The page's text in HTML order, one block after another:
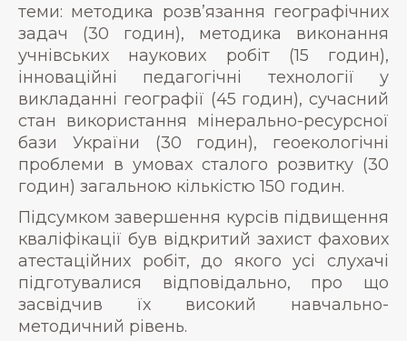
теми: методика розв’язання географічних
задач (30 годин), методика виконання
учнівських наукових робіт (15 годин),
інноваційні педагогічні технології у
викладанні географії (45 годин), сучасний
стан використання мінерально-ресурсної
бази України (30 годин), геоекологічні
проблеми в умовах сталого розвитку (30
годин) загальною кількістю 150 годин.
Підсумком завершення курсів підвищення
кваліфікації був відкритий захист фахових
атестаційних робіт, до якого усі слухачі
підготувалися відповідально, про що
засвідчив їх високий навчально-
методичний рівень.